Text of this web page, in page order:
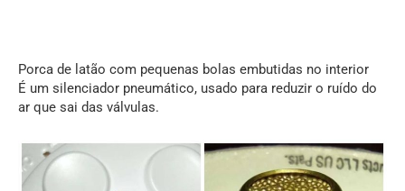
Porca de latão com pequenas bolas embutidas no interior
É um silenciador pneumático, usado para reduzir o ruído do
ar que sai das válvulas.